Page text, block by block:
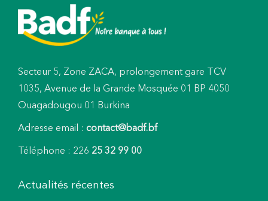
Secteur 5, Zone ZACA, prolongement gare TCV
1035, Avenue de la Grande Mosquée 01 BP 4050
Ouagadougou 01 Burkina
Adresse email : contact@badf.bf
Téléphone : 226 25 32 99 00
Actualités récentes